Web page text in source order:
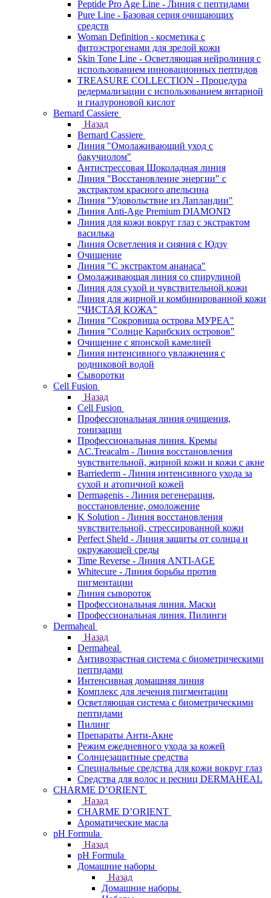
Peptide Pro Age Line - Линия с пептидами
Pure Line - Базовая серия очищающих
средств
Woman Definition - косметика с
фитоэстрогенами для зрелой кожи
Skin Tone Line - Осветляющая нейролиния с
использованием инновационных пептидов
TREASURE COLLECTION - Процедура
редермализации с использованием янтарной
и гиалуроновой кислот
Bernard Cassiere
Назад
Bernard Cassiere
Линия "Омолаживающий уход с
бакучиолом"
Антистрессовая Шоколадная линия
Линия "Восстановление энергии" с
экстрактом красного апельсина
Линия "Удовольствие из Лапландии"
Линия Anti-Age Premium DIAMOND
Линия для кожи вокруг глаз с экстрактом
василька
Линия Осветления и сияния с Юдзу
Очищение
Линия "С экстрактом ананаса"
Омолаживающая линия со спирулиной
Линия для сухой и чувствительной кожи
Линия для жирной и комбинированной кожи
"ЧИСТАЯ КОЖА"
Линия "Сокровища острова МУРЕА"
Линия "Солнце Карибских островов"
Очищение с японской камелией
Линия интенсивного увлажнения с
родниковой водой
Сыворотки
Cell Fusion
Назад
Cell Fusion
Профессиональная линия очищения,
тонизации
Профессиональная линия. Кремы
AC.Treacalm - Линия восстановления
чувствительной, жирной кожи и кожи с акне
Barriederm - Линия интенсивного ухода за
сухой и атопичной кожей
Dermagenis - Линия регенерация,
восстановление, омоложение
K Solution - Линия восстановления
чувствительной, стрессированной кожи
Perfect Sheld - Линия защиты от солнца и
окружающей среды
Time Reverse - Линия ANTI-AGE
Whitecure - Линия борьбы против
пигментации
Линия сывороток
Профессиональная линия. Маски
Профессиональная линия. Пилинги
Dermaheal
Назад
Dermaheal
Антивозрастная система с биометрическими
пептидами
Интенсивная домашняя линия
Комплекс для лечения пигментации
Осветляющая система с биометрическими
пептидами
Пилинг
Препараты Анти-Акне
Режим ежедневного ухода за кожей
Солнцезащитные средства
Специальные средства для кожи вокруг глаз
Средства для волос и ресниц DERMAHEAL
CHARME D’ORIENT
Назад
CHARME D’ORIENT
Ароматические масла
pH Formula
Назад
pH Formula
Домашние наборы
Назад
Домашние наборы